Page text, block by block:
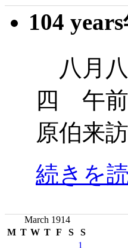
104
八月
四 午
原伯来訪
続きを
March 1914
M T W T F S S
1